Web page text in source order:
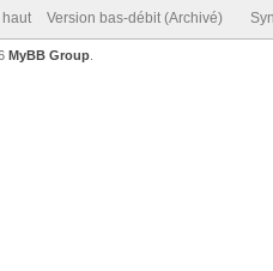
haut Version bas-débit (Archivé)
MyBB Group.